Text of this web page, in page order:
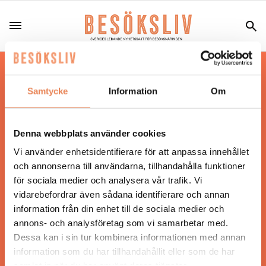
Samtycke Information Om
Denna webbplats använder cookies
Vi använder enhetsidentifierare för att anpassa innehållet
och annonserna till användarna, tillhandahålla funktioner
för sociala medier och analysera vår trafik. Vi
vidarebefordrar även sådana identifierare och annan
information från din enhet till de sociala medier och
annons- och analysföretag som vi samarbetar med.
Dessa kan i sin tur kombinera informationen med annan
information som du har tillhandahållit eller som de har
Hos oss läser du landets mest uppdaterade
nyheter och snackisar inom besöksnäringen.
Besöksliv i sin tryckta form är ett affärsmagasin
Tidningen ges ut avVisita
ANSVARIG UTGIVARE
Jonas Siljhammar
UPPHOVSRÄTT